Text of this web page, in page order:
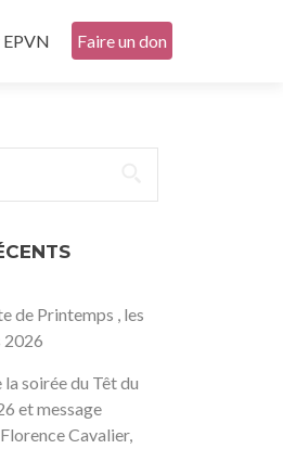
Faire un don
de Printemps , les
2026
soirée du Têt du
et message
Cavalier,